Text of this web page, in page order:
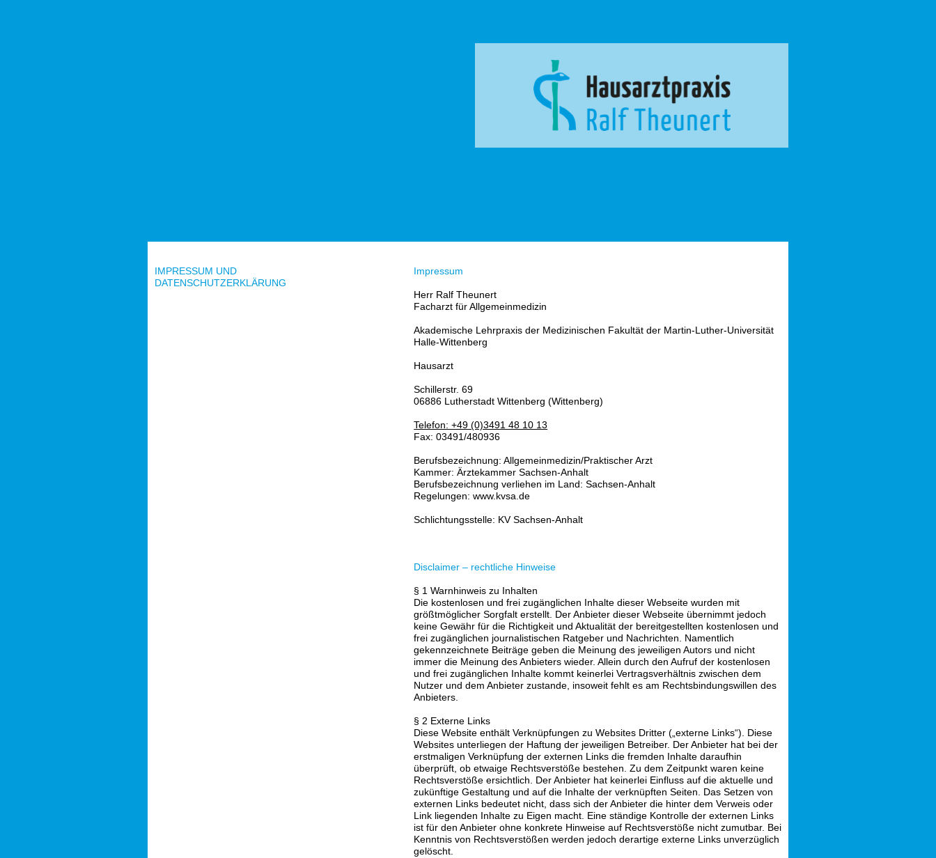
IMPRESSUM UND
DATENSCHUTZERKLÄRUNG
Impressum
Herr Ralf Theunert
Facharzt für Allgemeinmedizin
Akademische Lehrpraxis der Medizinischen Fakultät der Martin-Luther-Universität
Halle-Wittenberg
Hausarzt
Schillerstr. 69
06886 Lutherstadt Wittenberg (Wittenberg)
Telefon: +49 (0)3491 48 10 13
Fax: 03491/480936
Berufsbezeichnung: Allgemeinmedizin/Praktischer Arzt
Kammer: Ärztekammer Sachsen-Anhalt
Berufsbezeichnung verliehen im Land: Sachsen-Anhalt
Regelungen: www.kvsa.de
Schlichtungsstelle: KV Sachsen-Anhalt
Disclaimer – rechtliche Hinweise
§ 1 Warnhinweis zu Inhalten
Die kostenlosen und frei zugänglichen Inhalte dieser Webseite wurden mit
größtmöglicher Sorgfalt erstellt. Der Anbieter dieser Webseite übernimmt jedoch
keine Gewähr für die Richtigkeit und Aktualität der bereitgestellten kostenlosen und
frei zugänglichen journalistischen Ratgeber und Nachrichten. Namentlich
gekennzeichnete Beiträge geben die Meinung des jeweiligen Autors und nicht
immer die Meinung des Anbieters wieder. Allein durch den Aufruf der kostenlosen
und frei zugänglichen Inhalte kommt keinerlei Vertragsverhältnis zwischen dem
Nutzer und dem Anbieter zustande, insoweit fehlt es am Rechtsbindungswillen des
Anbieters.
§ 2 Externe Links
Diese Website enthält Verknüpfungen zu Websites Dritter („externe Links“). Diese
Websites unterliegen der Haftung der jeweiligen Betreiber. Der Anbieter hat bei der
erstmaligen Verknüpfung der externen Links die fremden Inhalte daraufhin
überprüft, ob etwaige Rechtsverstöße bestehen. Zu dem Zeitpunkt waren keine
Rechtsverstöße ersichtlich. Der Anbieter hat keinerlei Einfluss auf die aktuelle und
zukünftige Gestaltung und auf die Inhalte der verknüpften Seiten. Das Setzen von
externen Links bedeutet nicht, dass sich der Anbieter die hinter dem Verweis oder
Link liegenden Inhalte zu Eigen macht. Eine ständige Kontrolle der externen Links
ist für den Anbieter ohne konkrete Hinweise auf Rechtsverstöße nicht zumutbar. Bei
Kenntnis von Rechtsverstößen werden jedoch derartige externe Links unverzüglich
gelöscht.